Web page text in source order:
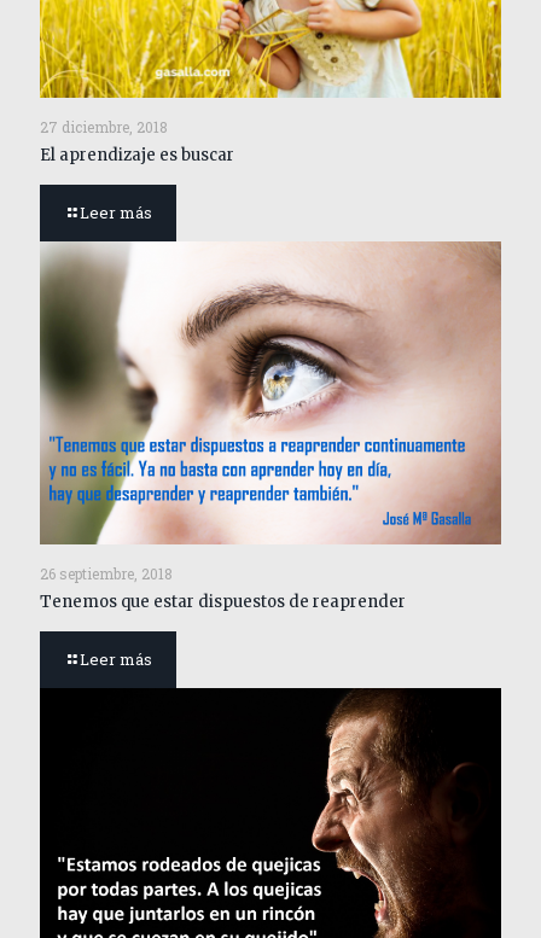
27 diciembre, 2018
El aprendizaje es buscar
Leer más
26 septiembre, 2018
Tenemos que estar dispuestos de reaprender
Leer más